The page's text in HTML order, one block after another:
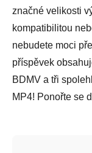
značné velikosti
kompatibilitou
nebudete moci
příspěvek
BDMV a tři
MP4! Ponořte se